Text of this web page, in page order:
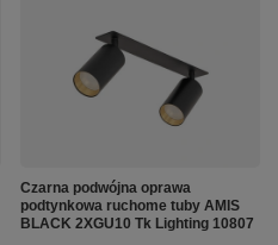
Czarna podwójna oprawa
podtynkowa ruchome tuby AMIS
BLACK 2XGU10 Tk Lighting 10807